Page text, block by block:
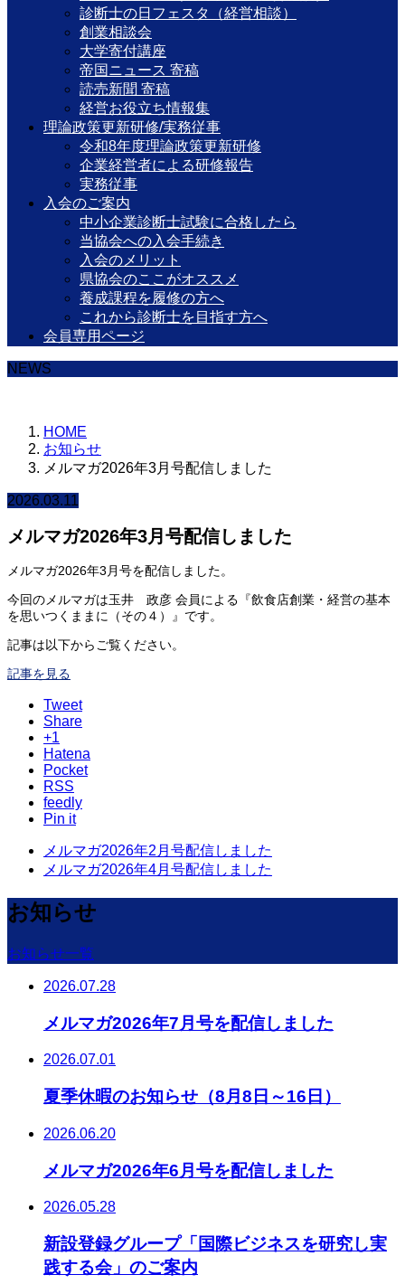
診断士の日フェスタ（経営相談）
創業相談会
大学寄付講座
帝国ニュース 寄稿
読売新聞 寄稿
経営お役立ち情報集
理論政策更新研修/実務従事
令和8年度理論政策更新研修
企業経営者による研修報告
実務従事
入会のご案内
中小企業診断士試験に合格したら
当協会への入会手続き
入会のメリット
県協会のここがオススメ
養成課程を履修の方へ
これから診断士を目指す方へ
会員専用ページ
NEWS
HOME
お知らせ
メルマガ2026年3月号配信しました
2026.03.11
メルマガ2026年3月号配信しました
メルマガ2026年3月号を配信しました。
今回のメルマガは玉井 政彦 会員による『飲食店創業・経営の基本
を思いつくままに（その４）』です。
記事は以下からご覧ください。
記事を見る
Tweet
Share
+1
Hatena
Pocket
RSS
feedly
Pin it
メルマガ2026年2月号配信しました
メルマガ2026年4月号配信しました
お知らせ
お知らせ一覧
2026.07.28
メルマガ2026年7月号を配信しました
2026.07.01
夏季休暇のお知らせ（8月8日～16日）
2026.06.20
メルマガ2026年6月号を配信しました
2026.05.28
新設登録グループ「国際ビジネスを研究し実
践する会」のご案内